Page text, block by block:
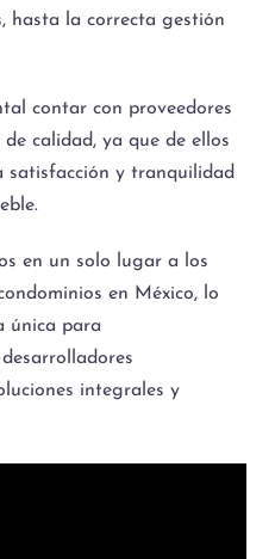
hasta la correcta gestión
contar con proveedores
calidad, ya que de ellos
satisfacción y tranquilidad
en un solo lugar a los
en México, lo
única para
integrales y